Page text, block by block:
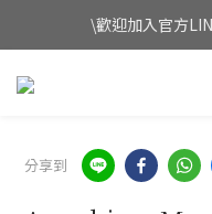
\歡迎加入官方
分享到